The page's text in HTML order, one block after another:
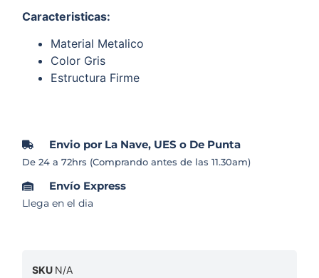
Caracteristicas:
Material Metalico
Color Gris
Estructura Firme
Envio por La Nave, UES o De Punta
De 24 a 72hrs (Comprando antes de las 11.30am)
Envío Express
Llega en el dia
SKU N/A